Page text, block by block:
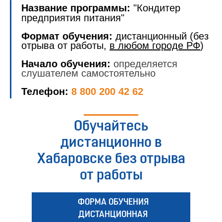
Название программы: "Кондитер
предприятия питания"
Формат обучения: дистанционный (без
отрыва от работы, в любом городе РФ)
Начало обучения: определяется
слушателем самостоятельно
Телефон: 8 800 200 42 62
Обучайтесь
дистанционно в
Хабаровске без отрыва
от работы
ФОРМА ОБУЧЕНИЯ
ДИСТАНЦИОННАЯ